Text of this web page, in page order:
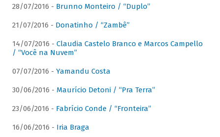
28/07/2016 - Brunno Monteiro / “Duplo”
21/07/2016 - Donatinho / “Zambê”
14/07/2016 - Claudia Castelo Branco e Marcos Campello
/ “Você na Nuvem”
07/07/2016 - Yamandu Costa
30/06/2016 - Maurício Detoni / “Pra Terra”
23/06/2016 - Fabrício Conde / “Fronteira”
16/06/2016 - Iria Braga